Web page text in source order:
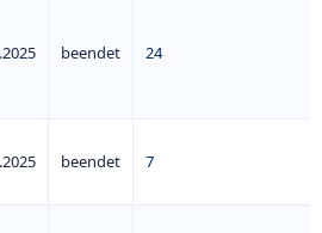
beendet 24
beendet 7